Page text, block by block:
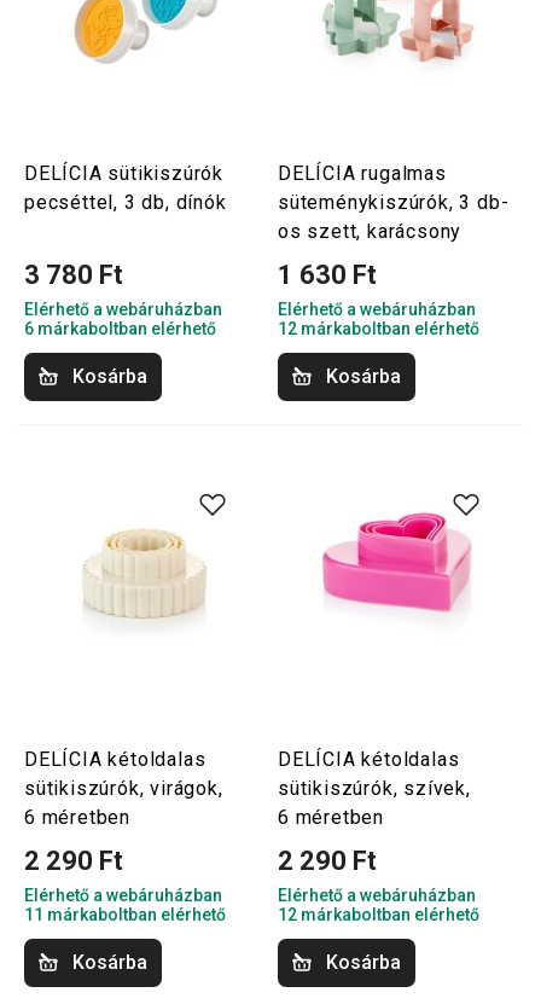
DELÍCIA sütikiszúrók
pecséttel, 3 db, dínók
3 780 Ft
Elérhető a webáruházban
6 márkaboltban elérhető
Kosárba
DELÍCIA rugalmas
süteménykiszúrók, 3 db-
os szett, karácsony
1 630 Ft
Elérhető a webáruházban
12 márkaboltban elérhető
Kosárba
DELÍCIA kétoldalas
sütikiszúrók, virágok,
6 méretben
2 290 Ft
Elérhető a webáruházban
11 márkaboltban elérhető
Kosárba
DELÍCIA kétoldalas
sütikiszúrók, szívek,
6 méretben
2 290 Ft
Elérhető a webáruházban
12 márkaboltban elérhető
Kosárba